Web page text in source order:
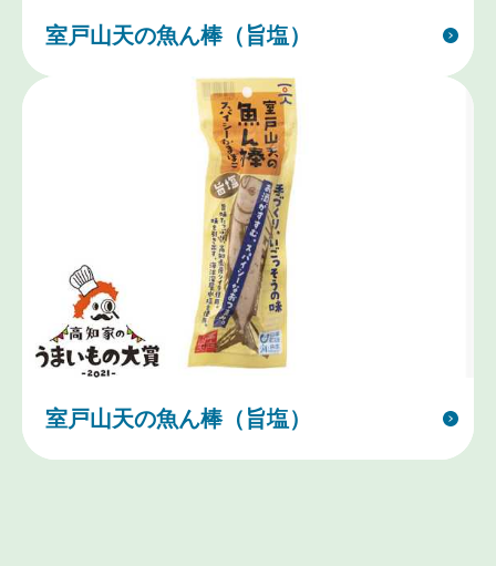
室戸山天の魚ん棒（旨塩）
室戸山天の魚ん棒（旨塩）